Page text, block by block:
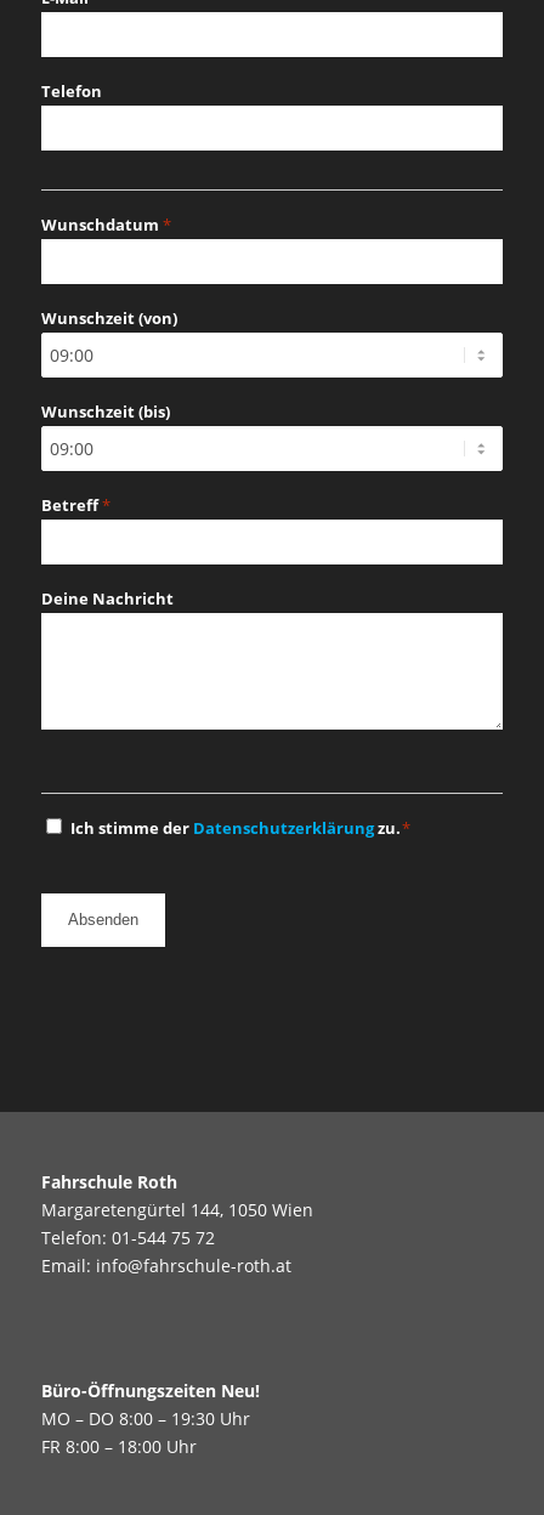
Telefon
Wunschdatum *
TT
Schrägstrich
Wunschzeit (von)
Wunschzeit (bis)
Betreff*
Deine Nachricht
Einwilligung
Ich stimme der Datenschutzerklärungzu.*
Fahrschule Roth
Margaretengürtel 144, 1050 Wien
Telefon: 01-544 75 72
Email: info@fahrschule-roth.at
Büro-Öffnungszeiten Neu!
MO – DO 8:00 – 19:30 Uhr
FR 8:00 – 18:00 Uhr